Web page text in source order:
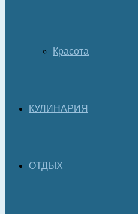
Красота
КУЛИНАРИЯ
ОТДЫХ